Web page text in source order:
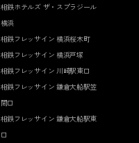
相鉄ホテルズ ザ・スプラジール
横浜
相鉄フレッサイン 横浜桜木町
相鉄フレッサイン 横浜戸塚
相鉄フレッサイン 川崎駅東口
相鉄フレッサイン 鎌倉大船駅笠
間口
相鉄フレッサイン 鎌倉大船駅東
口